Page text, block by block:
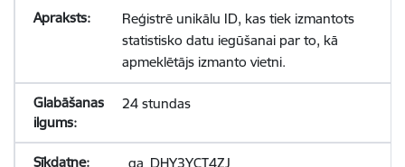
Reģistrē unikālu ID, kas tiek izmantots
statistisko datu iegūšanai par to, kā
apmeklētājs izmanto vietni.
24 stundas
_ga_DHY3YCT4ZJ